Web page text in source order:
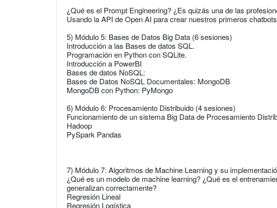
¿Qué es el Prompt Engineering? ¿Es quizás una de las
Usando la API de Open AI para crear nuestros primeros
5) Módulo 5: Bases de Datos Big Data (6 sesiones)
Introducción a las Bases de datos SQL.
Programación en Python con SQLite.
Introducción a PowerBI
Bases de datos NoSQL:
Bases de Datos NoSQL Documentales: MongoDB
MongoDB con Python: PyMongo
6) Módulo 6: Procesamiento Distribuido (4 sesiones)
Funcionamiento de un sistema Big Data de Procesamiento
Hadoop
PySpark Pandas
7) Módulo 7: Algoritmos de Machine Learning y su
¿Qué es un modelo de machine learning? ¿Qué es el
generalizan correctamente?
Regresión Lineal
Regresión Logística